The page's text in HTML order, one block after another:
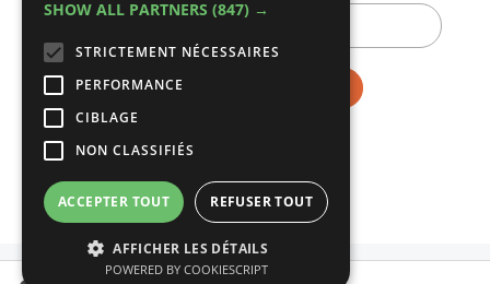
E-
SHOW ALL PARTNERS (847) →
STRICTEMENT NÉCESSAIRES
PERFORMANCE
CIBLAGE
NON CLASSIFIÉS
ACCEPTER TOUT REFUSER TOUT
AFFICHER LES DÉTAILS
POWERED BY COOKIESCRIPT